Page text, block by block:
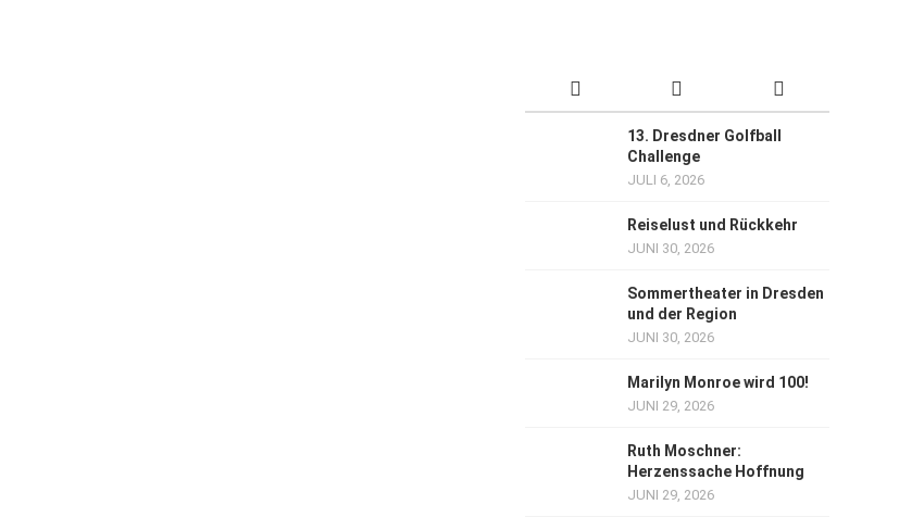
13. Dresdner Golfball
Challenge
JULI 6, 2026
Reiselust und Rückkehr
JUNI 30, 2026
Sommertheater in Dresden
und der Region
JUNI 30, 2026
Marilyn Monroe wird 100!
JUNI 29, 2026
Ruth Moschner:
Herzenssache Hoffnung
JUNI 29, 2026